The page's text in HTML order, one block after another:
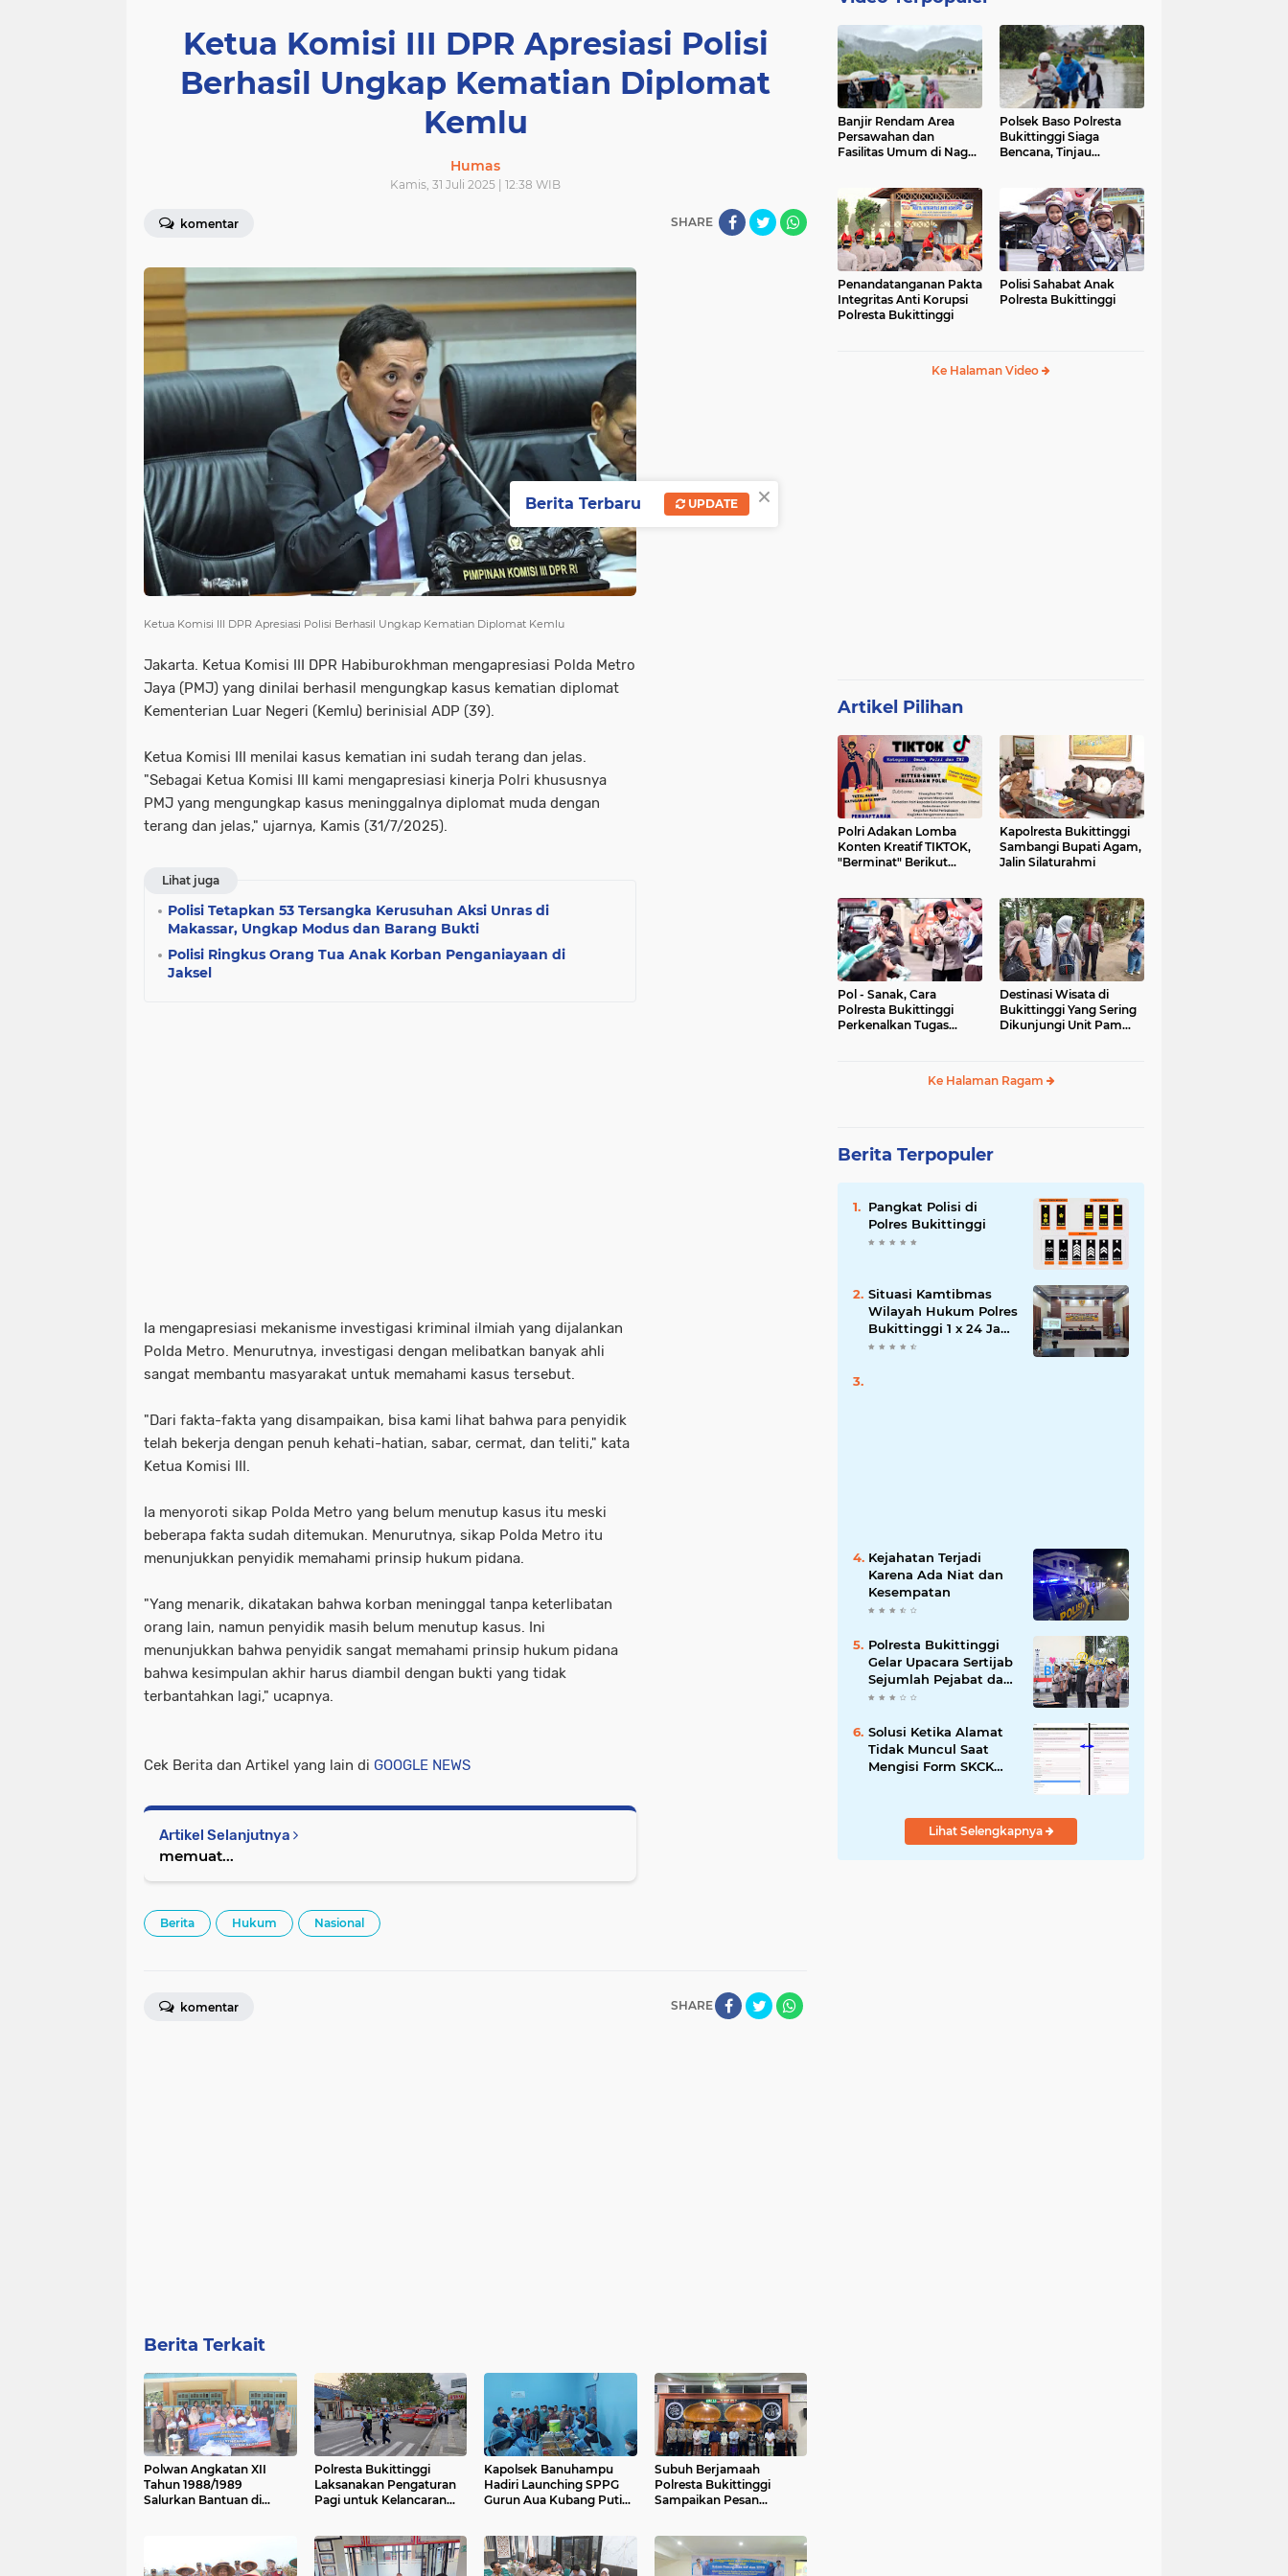
Ketua Komisi III DPR Apresiasi Polisi
Berhasil Ungkap Kematian Diplomat
Kemlu
Humas
Kamis, 31 Juli 2025 | 12:38 WIB
komentar SHARE
Ketua Komisi III DPR Apresiasi Polisi Berhasil Ungkap Kematian Diplomat Kemlu
Jakarta. Ketua Komisi III DPR Habiburokhman mengapresiasi Polda Metro
Jaya (PMJ) yang dinilai berhasil mengungkap kasus kematian diplomat
Kementerian Luar Negeri (Kemlu) berinisial ADP (39).
Ketua Komisi III menilai kasus kematian ini sudah terang dan jelas.
"Sebagai Ketua Komisi III kami mengapresiasi kinerja Polri khususnya
PMJ yang mengungkap kasus meninggalnya diplomat muda dengan
terang dan jelas," ujarnya, Kamis (31/7/2025).
Lihat juga
Polisi Tetapkan 53 Tersangka Kerusuhan Aksi Unras di
Makassar, Ungkap Modus dan Barang Bukti
Polisi Ringkus Orang Tua Anak Korban Penganiayaan di
Jaksel
Ia mengapresiasi mekanisme investigasi kriminal ilmiah yang dijalankan
Polda Metro. Menurutnya, investigasi dengan melibatkan banyak ahli
sangat membantu masyarakat untuk memahami kasus tersebut.
"Dari fakta-fakta yang disampaikan, bisa kami lihat bahwa para penyidik
telah bekerja dengan penuh kehati-hatian, sabar, cermat, dan teliti," kata
Ketua Komisi III.
Ia menyoroti sikap Polda Metro yang belum menutup kasus itu meski
beberapa fakta sudah ditemukan. Menurutnya, sikap Polda Metro itu
menunjukkan penyidik memahami prinsip hukum pidana.
"Yang menarik, dikatakan bahwa korban meninggal tanpa keterlibatan
orang lain, namun penyidik masih belum menutup kasus. Ini
menunjukkan bahwa penyidik sangat memahami prinsip hukum pidana
bahwa kesimpulan akhir harus diambil dengan bukti yang tidak
terbantahkan lagi," ucapnya.
Cek Berita dan Artikel yang lain di GOOGLE NEWS
Artikel Selanjutnya
memuat...
Berita Hukum Nasional
SHARE
komentar
Berita Terkait
Polwan Angkatan XII
Tahun 1988/1989
Salurkan Bantuan di
Polresta Bukittinggi
Laksanakan Pengaturan
Pagi untuk Kelancaran
Kapolsek Banuhampu
Hadiri Launching SPPG
Gurun Aua Kubang Putiah
Subuh Berjamaah
Polresta Bukittinggi
Sampaikan Pesan
Banjir Rendam Area
Persawahan dan
Fasilitas Umum di Nagari
Polsek Baso Polresta
Bukittinggi Siaga
Bencana, Tinjau
Penandatanganan Pakta
Integritas Anti Korupsi
Polresta Bukittinggi
Polisi Sahabat Anak
Polresta Bukittinggi
Ke Halaman Video
Artikel Pilihan
Polri Adakan Lomba
Konten Kreatif TIKTOK,
"Berminat" Berikut
Kapolresta Bukittinggi
Sambangi Bupati Agam,
Jalin Silaturahmi
Pol - Sanak, Cara
Polresta Bukittinggi
Perkenalkan Tugas
Destinasi Wisata di
Bukittinggi Yang Sering
Dikunjungi Unit Pam
Ke Halaman Ragam
Berita Terpopuler
Pangkat Polisi di
Polres Bukittinggi
Situasi Kamtibmas
Wilayah Hukum Polres
Bukittinggi 1 x 24 Jam
Senin 27 Juni 2022
Kejahatan Terjadi
Karena Ada Niat dan
Kesempatan
Polresta Bukittinggi
Gelar Upacara Sertijab
Sejumlah Pejabat dan
laporan Kenaikan
Solusi Ketika Alamat
Tidak Muncul Saat
Mengisi Form SKCK
Lihat Selengkapnya
×
Berita Terbaru UPDATE